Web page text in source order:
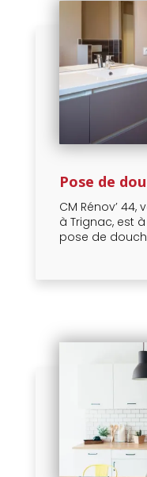
Pose de
CM Rénov’
à Trignac, est
pose de